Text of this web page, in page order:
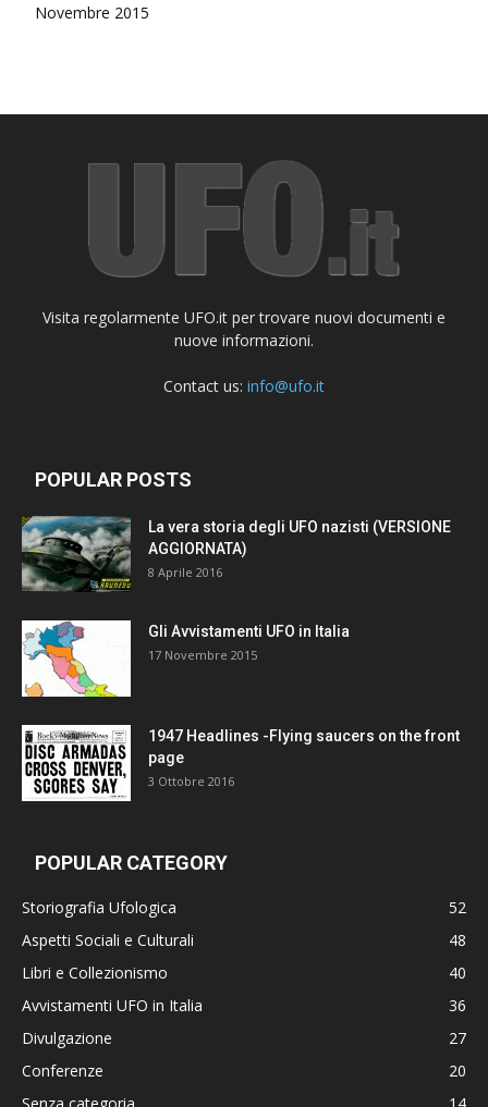
Novembre 2015
Visita regolarmente UFO.it per trovare nuovi documenti e
nuove informazioni.
Contact us: info@ufo.it
POPULAR POSTS
La vera storia degli UFO nazisti (VERSIONE
AGGIORNATA)
8 Aprile 2016
Gli Avvistamenti UFO in Italia
17 Novembre 2015
1947 Headlines -Flying saucers on the front
page
3 Ottobre 2016
POPULAR CATEGORY
Storiografia Ufologica
52
Aspetti Sociali e Culturali
48
Libri e Collezionismo
40
Avvistamenti UFO in Italia
36
Divulgazione
27
Conferenze
20
Senza categoria
14